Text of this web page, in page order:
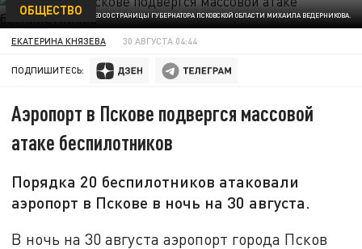
ФОТО: КАДР ВИДЕО СО СТРАНИЦЫ ГУБЕРНАТОРА ПСКОВСКОЙ ОБЛАСТИ МИХАИЛА ВЕДЕРНИКОВА.
ОБЩЕСТВО
ЕКАТЕРИНА КНЯЗЕВА 30 АВГУСТА 04:44
ПОДПИШИТЕСЬ:
Аэропорт в Пскове подвергся массовой
атаке беспилотников
Порядка 20 беспилотников атаковали
аэропорт в Пскове в ночь на 30 августа.
В ночь на 30 августа аэропорт города Псков